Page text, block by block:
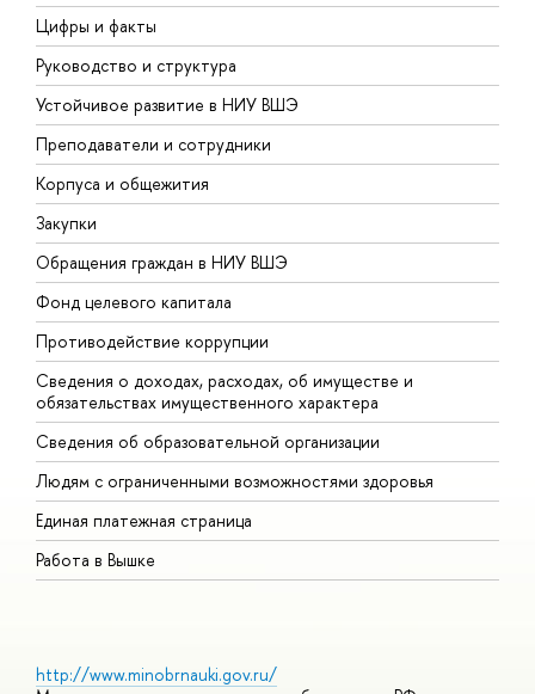
Цифры и факты
Руководство и структура
Устойчивое развитие в НИУ ВШЭ
Преподаватели и сотрудники
Корпуса и общежития
Закупки
Обращения граждан в НИУ ВШЭ
Фонд целевого капитала
Противодействие коррупции
Сведения о доходах, расходах, об имуществе и
обязательствах имущественного характера
Сведения об образовательной организации
Людям с ограниченными возможностями здоровья
Единая платежная страница
Работа в Вышке
http://www.minobrnauki.gov.ru/